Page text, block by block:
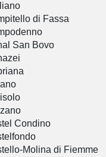
di Fassa
San Bovo
Condino
Molina di Fiemme